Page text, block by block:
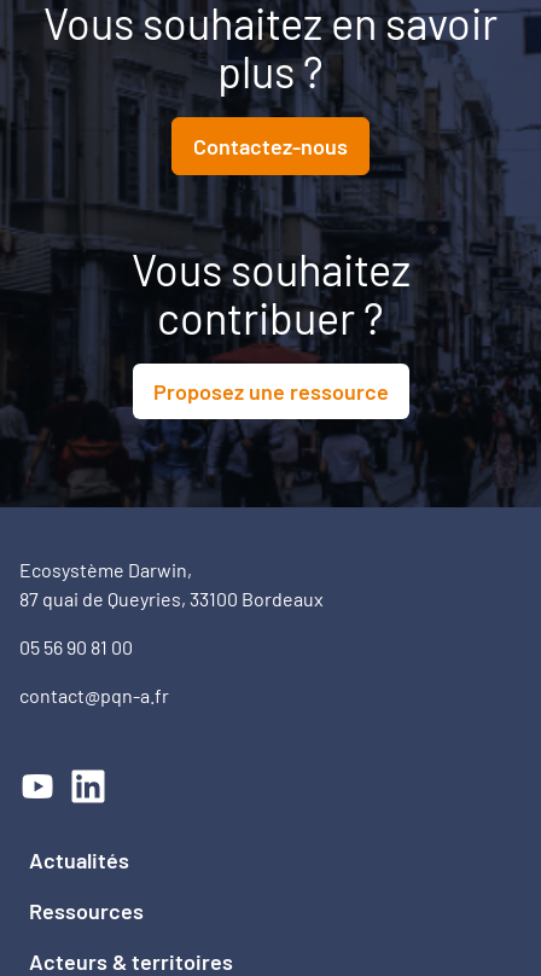
Vous souhaitez en savoir
plus ?
Contactez-nous
Vous souhaitez
contribuer ?
Proposez une ressource
Ecosystème Darwin,
87 quai de Queyries, 33100 Bordeaux
05 56 90 81 00
contact@pqn-a.fr
Actualités
Ressources
Acteurs & territoires